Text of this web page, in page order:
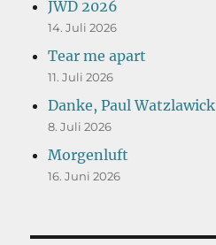
JWD 2026
14. Juli 2026
Tear me apart
11. Juli 2026
Danke, Paul Watzlawick
8. Juli 2026
Morgenluft
16. Juni 2026